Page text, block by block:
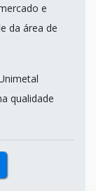
e
da área de
qualidade